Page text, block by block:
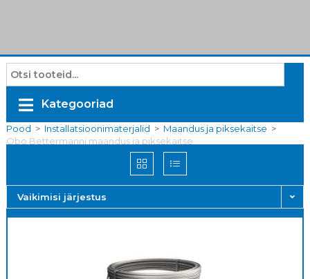
Kategooriad
Pood > Installatsioonimaterjalid > Maandus ja piksekaitse >
Obo Bettermanni maandus ja piksekaitse
Vaikimisi järjestus